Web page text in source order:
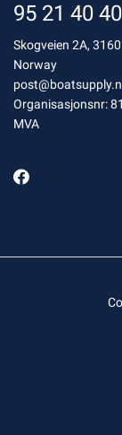
95 21 40 40
Skogveien 2A,
Norway
Organisasjonsnr:
MVA